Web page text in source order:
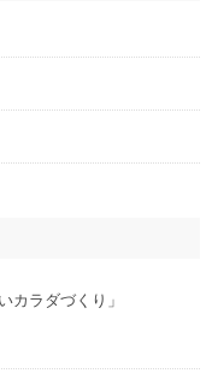
カラダづくり」